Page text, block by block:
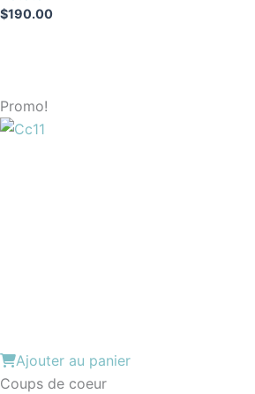
$190.00
Promo!
Ajouter au panier
Coups de coeur